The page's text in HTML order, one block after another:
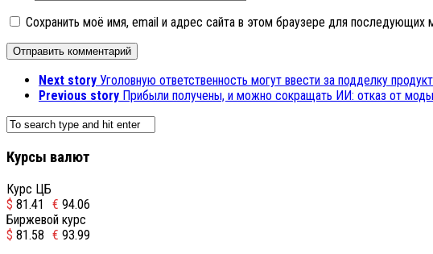
Сохранить моё имя, email и адрес сайта в этом браузере для последующих
Next story Уголовную ответственность могут ввести за подделку
Previous story Прибыли получены, и можно сокращать ИИ: отказ от моды
Курсы валют
Курс ЦБ
$ 81.41 € 94.06
Биржевой курс
$ 81.58 € 93.99